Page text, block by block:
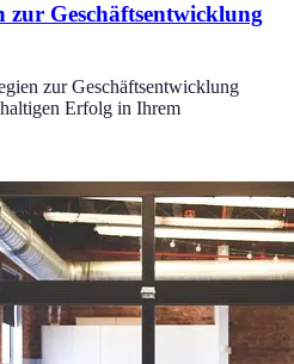
zur Geschäftsentwicklung
zur Geschäftsentwicklung
Erfolg in Ihrem